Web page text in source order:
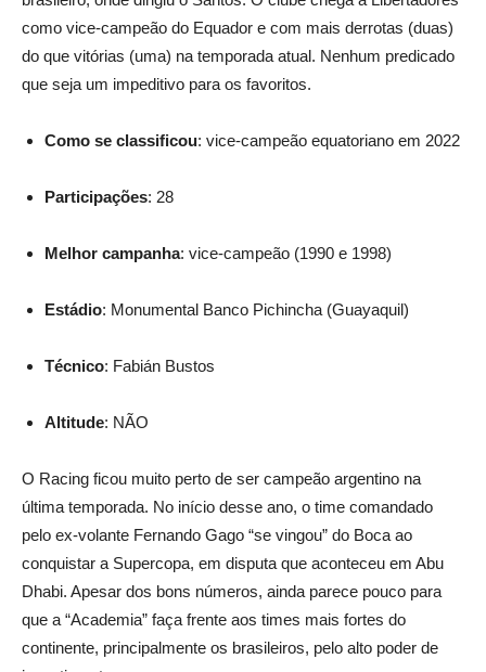
como vice-campeão do Equador e com mais derrotas (duas)
do que vitórias (uma) na temporada atual. Nenhum predicado
que seja um impeditivo para os favoritos.
Como se classificou: vice-campeão equatoriano em 2022
Participações: 28
Melhor campanha: vice-campeão (1990 e 1998)
Estádio: Monumental Banco Pichincha (Guayaquil)
Técnico: Fabián Bustos
Altitude: NÃO
O Racing ficou muito perto de ser campeão argentino na
última temporada. No início desse ano, o time comandado
pelo ex-volante Fernando Gago “se vingou” do Boca ao
conquistar a Supercopa, em disputa que aconteceu em Abu
Dhabi. Apesar dos bons números, ainda parece pouco para
que a “Academia” faça frente aos times mais fortes do
continente, principalmente os brasileiros, pelo alto poder de